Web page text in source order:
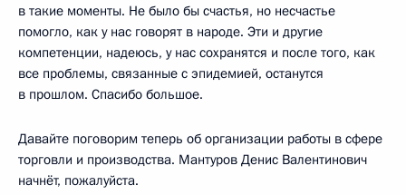
в такие моменты. Не было бы счастья, но несчастье
помогло, как у нас говорят в народе. Эти и другие
компетенции, надеюсь, у нас сохранятся и после того, как
все проблемы, связанные с эпидемией, останутся
в прошлом. Спасибо большое.
Давайте поговорим теперь об организации работы в сфере
торговли и производства. Мантуров Денис Валентинович
начнёт, пожалуйста.